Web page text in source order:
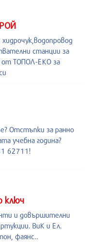
хидрочук,водопровод
станции за
от ТОПОЛ-ЕКО за
Отстъпки за ранно
учебна година?
62711!
ключ
и довършителни
ВиК и Ел.
фаянс..